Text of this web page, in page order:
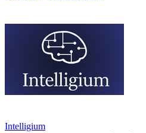
Intelligium